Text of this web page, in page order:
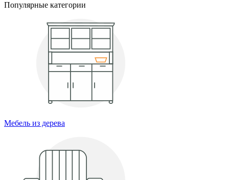
Популярные категории
Мебель из дерева